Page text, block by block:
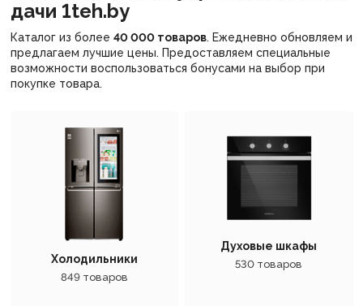
дачи 1teh.by
Каталог из более 40 000 товаров. Ежедневно обновляем и
предлагаем лучшие цены. Предоставляем специальные
возможности воспользоваться бонусами на выбор при
покупке товара.
Холодильники
849 товаров
Духовые шкафы
530 товаров